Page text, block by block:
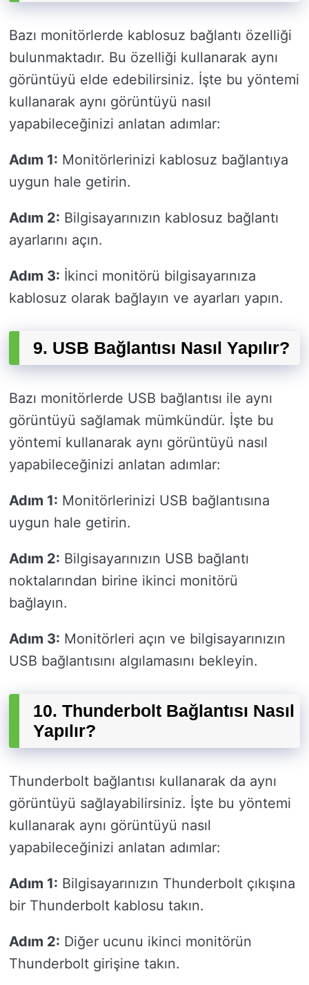
Bazı monitörlerde kablosuz bağlantı özelliği
bulunmaktadır. Bu özelliği kullanarak aynı
görüntüyü elde edebilirsiniz. İşte bu yöntemi
kullanarak aynı görüntüyü nasıl
yapabileceğinizi anlatan adımlar:
Adım 1: Monitörlerinizi kablosuz bağlantıya
uygun hale getirin.
Adım 2: Bilgisayarınızın kablosuz bağlantı
ayarlarını açın.
Adım 3: İkinci monitörü bilgisayarınıza
kablosuz olarak bağlayın ve ayarları yapın.
9. USB Bağlantısı Nasıl Yapılır?
Bazı monitörlerde USB bağlantısı ile aynı
görüntüyü sağlamak mümkündür. İşte bu
yöntemi kullanarak aynı görüntüyü nasıl
yapabileceğinizi anlatan adımlar:
Adım 1: Monitörlerinizi USB bağlantısına
uygun hale getirin.
Adım 2: Bilgisayarınızın USB bağlantı
noktalarından birine ikinci monitörü
bağlayın.
Adım 3: Monitörleri açın ve bilgisayarınızın
USB bağlantısını algılamasını bekleyin.
10. Thunderbolt Bağlantısı Nasıl
Yapılır?
Thunderbolt bağlantısı kullanarak da aynı
görüntüyü sağlayabilirsiniz. İşte bu yöntemi
kullanarak aynı görüntüyü nasıl
yapabileceğinizi anlatan adımlar:
Adım 1: Bilgisayarınızın Thunderbolt çıkışına
bir Thunderbolt kablosu takın.
Adım 2: Diğer ucunu ikinci monitörün
Thunderbolt girişine takın.